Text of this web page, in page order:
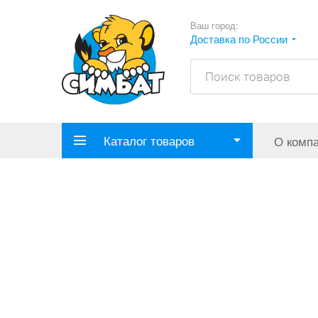
Ваш город:
Доставка по России
Каталог товаров О